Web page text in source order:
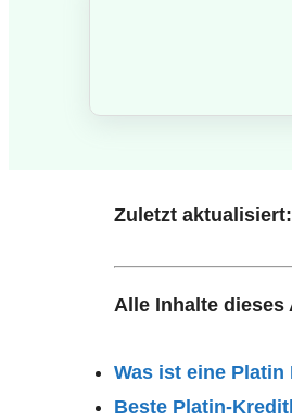
Zuletzt aktualisiert:
Alle Inhalte dieses
Was ist eine Platin
Beste Platin-